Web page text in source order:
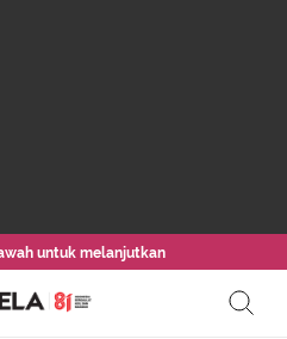
untuk melanjutkan